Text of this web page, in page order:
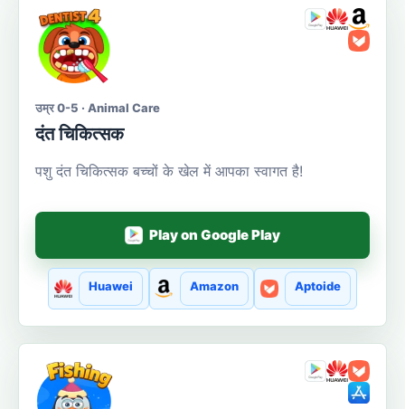
उम्र 0-5 · Animal Care
दंत चिकित्सक
पशु दंत चिकित्सक बच्चों के खेल में आपका स्वागत है!
Play on Google Play
Huawei Amazon Aptoide